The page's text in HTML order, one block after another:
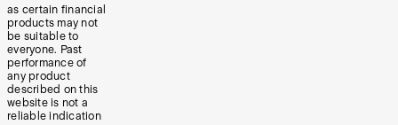
as certain financial
products may not
be suitable to
everyone. Past
performance of
any product
described on this
website is not a
reliable indication